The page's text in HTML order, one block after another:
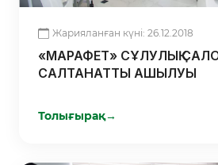
Жарияланған күні: 26.12.2018
«МАРАФЕТ» СҰЛУЛЫҚ
САЛТАНАТТЫ АШЫЛУЫ
Толығырақ→